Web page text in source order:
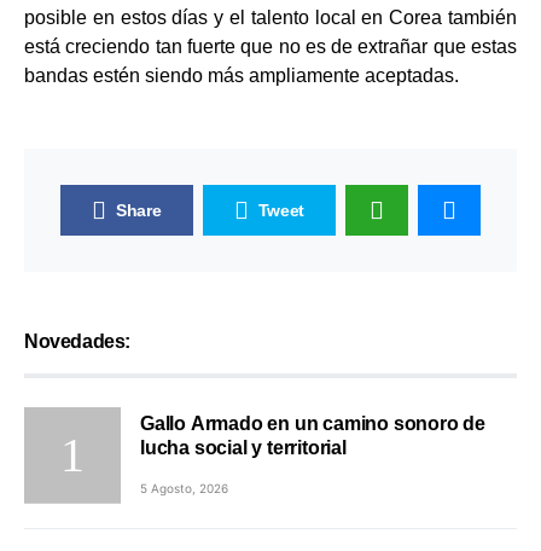
posible en estos días y el talento local en Corea también
está creciendo tan fuerte que no es de extrañar que estas
bandas estén siendo más ampliamente aceptadas.
Share Tweet
Novedades:
Gallo Armado en un camino sonoro de
lucha social y territorial
5 Agosto, 2026